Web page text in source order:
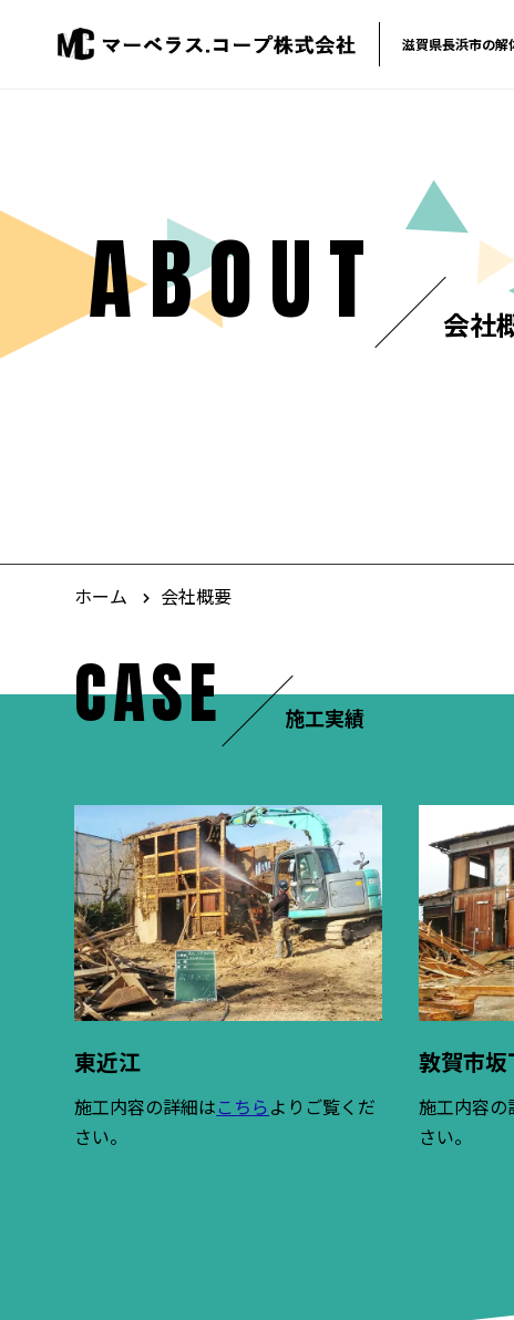
滋賀県長浜市の解
ABOUT 会社
ホーム 会社概要
CASE 施工実績
東近江
施工内容の詳細はこちらよりご覧くだ
さい。
敦賀市坂
施工内容の
さい。